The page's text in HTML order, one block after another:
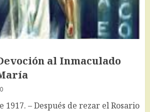
al Inmaculado
0
1917. – Después de rezar el Rosario